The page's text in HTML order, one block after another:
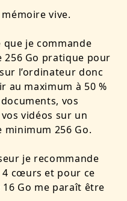
vive.
je commande
256 Go pratique pour
l’ordinateur donc
au maximum à 50 %
vos
vidéos sur un
minimum 256 Go.
je recommande
cœurs et pour ce
Go me paraît être